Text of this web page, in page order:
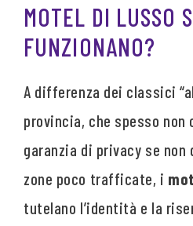
MOTEL DI LUSSO
FUNZIONANO?
A differenza dei classici
provincia, che spesso non
garanzia di privacy se
zone poco trafficate, i
tutelano l’identità e la